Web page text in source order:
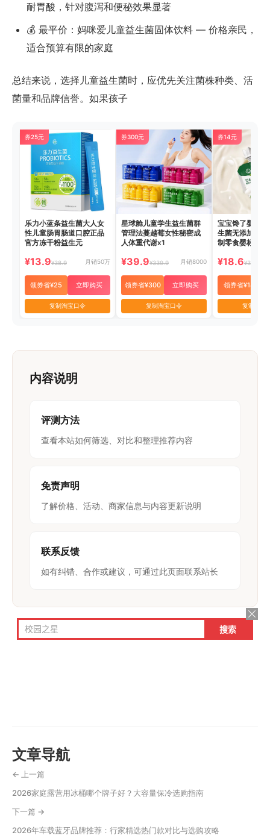
耐胃酸，针对腹泻和便秘效果显著
💰 最平价：妈咪爱儿童益生菌固体饮料 — 价格亲民，
适合预算有限的家庭
总结来说，选择儿童益生菌时，应优先关注菌株种类、活
菌量和品牌信誉。如果孩子
券25元
乐力小蓝条益生菌大人女
性儿童肠胃肠道口腔正品
官方冻干粉益生元
¥13.9¥38.9 月销50万
领券省¥25 立即购买
复制淘宝口令
券300元
星球舱儿童学生益生菌群
管理法蔓越莓女性秘密成
人体重代谢x1
¥39.9¥339.9 月销8000
领券省¥300 立即购买
复制淘宝口令
券14元
宝宝馋了婴儿
生菌无添加糖
制零食婴标mini
¥18.6¥32.6
领券省¥14
复制淘宝
内容说明
评测方法
查看本站如何筛选、对比和整理推荐内容
免责声明
了解价格、活动、商家信息与内容更新说明
联系反馈
如有纠错、合作或建议，可通过此页面联系站长
文章导航
← 上一篇
2026家庭露营用冰桶哪个牌子好？大容量保冷选购指南
下一篇 →
2026年车载蓝牙品牌推荐：行家精选热门款对比与选购攻略